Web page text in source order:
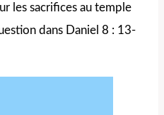
les sacrifices au temple
dans Daniel 8 : 13-